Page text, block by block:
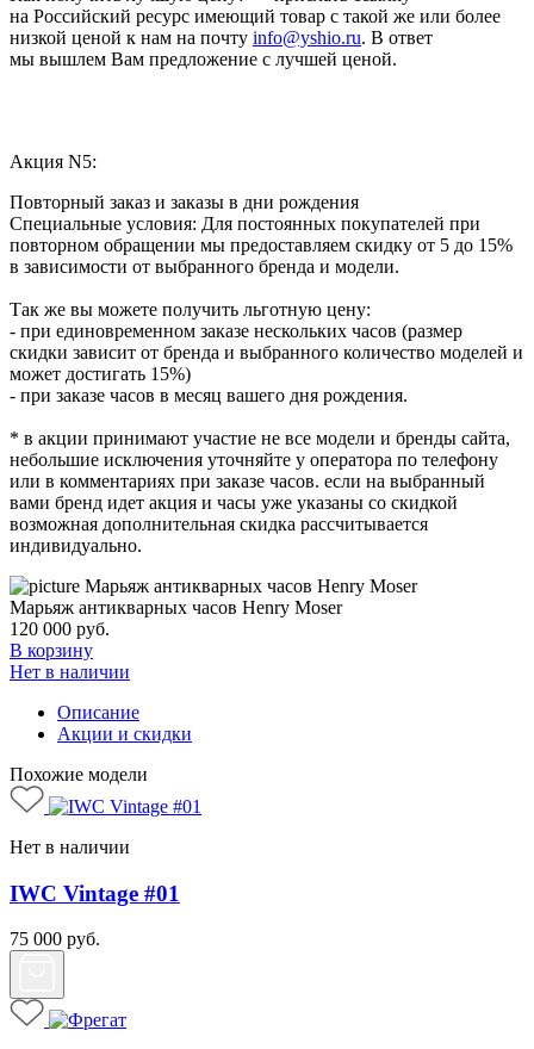
на Российский ресурс имеющий товар с такой же или более
низкой ценой к нам на почту info@yshio.ru. В ответ
мы вышлем Вам предложение с лучшей ценой.
Акция N5:
Повторный заказ и заказы в дни рождения
Специальные условия: Для постоянных покупателей при
повторном обращении мы предоставляем скидку от 5 до 15%
в зависимости от выбранного бренда и модели.
Так же вы можете получить льготную цену:
- при единовременном заказе нескольких часов (размер
скидки зависит от бренда и выбранного количество моделей и
может достигать 15%)
- при заказе часов в месяц вашего дня рождения.
* в акции принимают участие не все модели и бренды сайта,
небольшие исключения уточняйте у оператора по телефону
или в комментариях при заказе часов. если на выбранный
вами бренд идет акция и часы уже указаны со скидкой
возможная дополнительная скидка рассчитывается
индивидуально.
Марьяж антикварных часов Henry Moser
120 000 руб.
В корзину
Нет в наличии
Описание
Акции и скидки
Похожие модели
Нет в наличии
IWC Vintage #01
75 000 руб.